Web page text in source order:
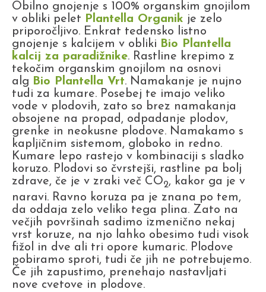
Obilno gnojenje s 100% organskim gnojilom
v obliki pelet Plantella Organik je zelo
priporočljivo. Enkrat tedensko listno
gnojenje s kalcijem v obliki Bio Plantella
kalcij za paradižnike. Rastline krepimo z
tekočim organskim gnojilom na osnovi
alg Bio Plantella Vrt. Namakanje je nujno
tudi za kumare. Posebej te imajo veliko
vode v plodovih, zato so brez namakanja
obsojene na propad, odpadanje plodov,
grenke in neokusne plodove. Namakamo s
kapljičnim sistemom, globoko in redno.
Kumare lepo rastejo v kombinaciji s sladko
koruzo. Plodovi so čvrstejši, rastline pa bolj
zdrave, če je v zraki več CO2, kakor ga je v
naravi. Ravno koruza pa je znana po tem,
da oddaja zelo veliko tega plina. Zato na
večjih površinah sadimo izmenično nekaj
vrst koruze, na njo lahko obesimo tudi visok
fižol in dve ali tri opore kumaric. Plodove
pobiramo sproti, tudi če jih ne potrebujemo.
Če jih zapustimo, prenehajo nastavljati
nove cvetove in plodove.